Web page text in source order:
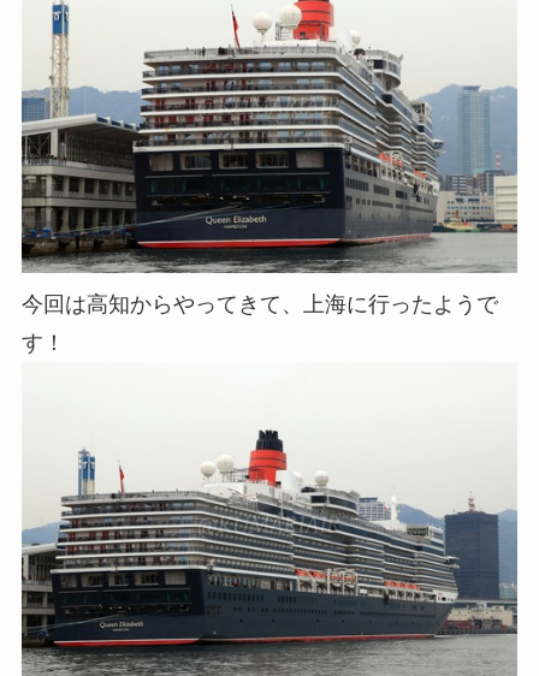
今回は高知からやってきて、上海に行ったようで
す！